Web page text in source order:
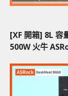
[XF 開箱] 8L 容
500W 火牛